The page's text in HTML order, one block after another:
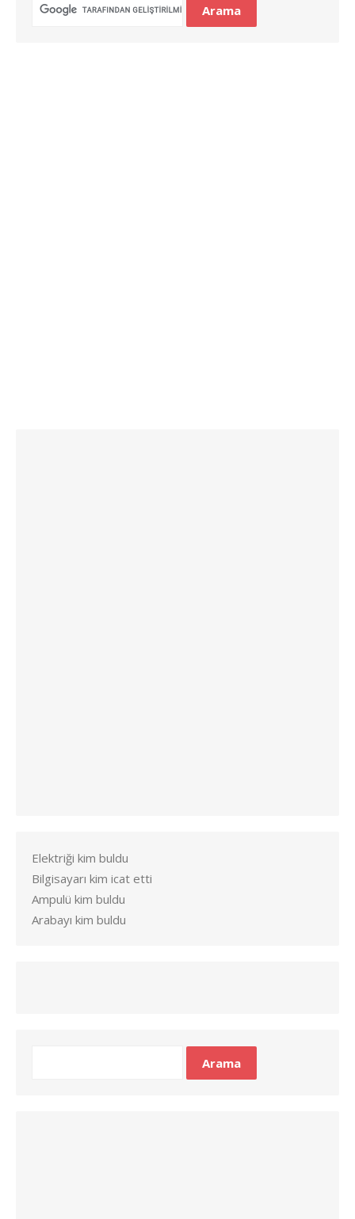
Elektriği kim buldu
Bilgisayarı kim icat etti
Ampulü kim buldu
Arabayı kim buldu